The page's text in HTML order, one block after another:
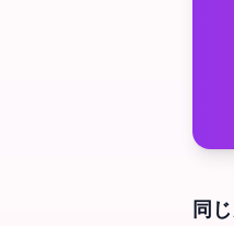
同